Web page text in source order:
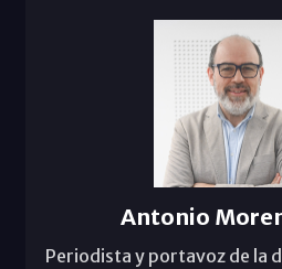
Antonio
Periodista y portavoz de la